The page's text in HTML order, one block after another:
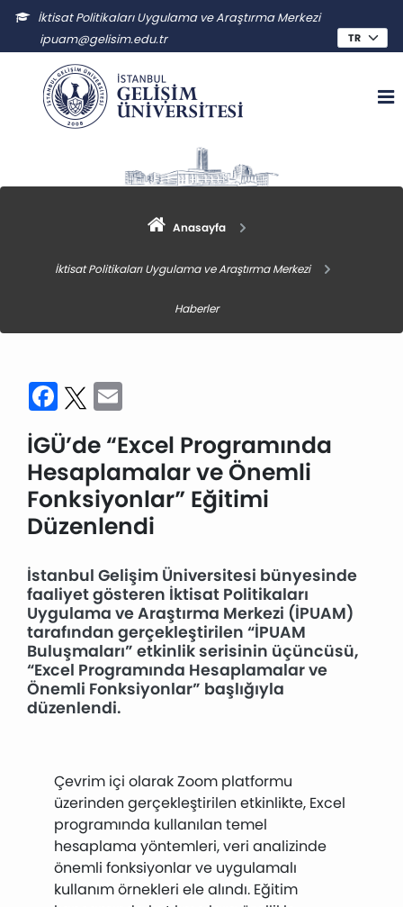
İktisat Politikaları Uygulama ve Araştırma Merkezi
ipuam@gelisim.edu.tr
Anasayfa
İktisat Politikaları Uygulama ve Araştırma Merkezi
Haberler
Facebook
Twitter
İGÜ’de “Excel Programında
Hesaplamalar ve Önemli
Fonksiyonlar” Eğitimi
Düzenlendi
İstanbul Gelişim Üniversitesi bünyesinde
faaliyet gösteren İktisat Politikaları
Uygulama ve Araştırma Merkezi (İPUAM)
tarafından gerçekleştirilen “İPUAM
Buluşmaları” etkinlik serisinin üçüncüsü,
“Excel Programında Hesaplamalar ve
Önemli Fonksiyonlar” başlığıyla
düzenlendi.
Çevrim içi olarak Zoom platformu
üzerinden gerçekleştirilen etkinlikte, Excel
programında kullanılan temel
hesaplama yöntemleri, veri analizinde
önemli fonksiyonlar ve uygulamalı
kullanım örnekleri ele alındı. Eğitim